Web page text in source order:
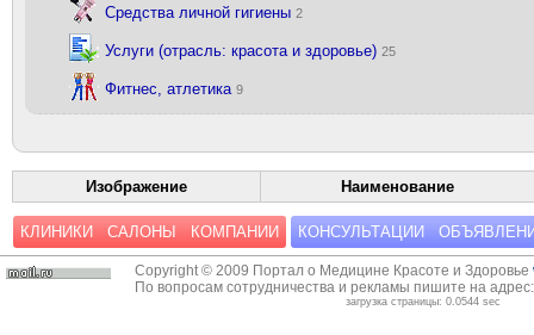
Средства личной гигиены 2
Услуги (отрасль: красота и здоровье) 25
Фитнес, атлетика 9
Изображение Наименование
КЛИНИКИ САЛОНЫ КОМПАНИИ КОНСУЛЬТАЦИИ
Copyright © 2009 Портал о Медицине Красоте и Здоровье
По вопросам сотрудничества и рекламы пишите на
загрузка страницы: 0.0544 sec